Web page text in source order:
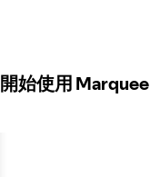
開始使用 Marquee